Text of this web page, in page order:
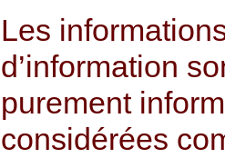
Les
d’information
purement
considérées